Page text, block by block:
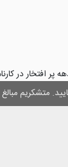
متشکریم
افتخار در
چاپ و تبلیغات با تولید مجموعه‌های آسان
تا با ایجاد